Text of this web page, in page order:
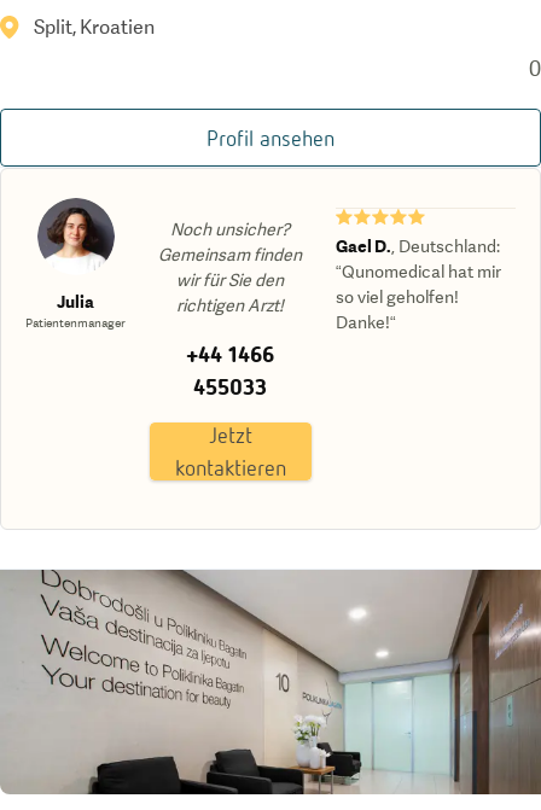
Split, Kroatien
0
Profil ansehen
Julia
Patientenmanager
Noch unsicher?
Gemeinsam finden
wir für Sie den
richtigen Arzt!
+44 1466
455033
Jetzt
kontaktieren
★★★★★
Gael D. Deutschland:
“Qunomedical hat mir
so viel geholfen!
Danke!“